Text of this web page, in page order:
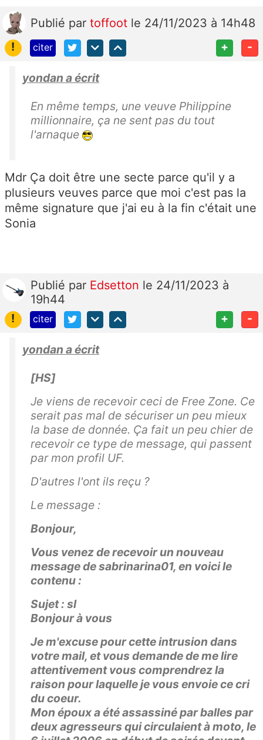
Publié par toffoot le 24/11/2023 à 14h48
!
citer + -
yondan a écrit
En même temps, une veuve Philippine
millionnaire, ça ne sent pas du tout
l'arnaque
Mdr Ça doit être une secte parce qu'il y a
plusieurs veuves parce que moi c'est pas la
même signature que j'ai eu à la fin c'était une
Sonia
Publié par Edsetton le 24/11/2023 à
19h44
!
citer + -
yondan a écrit
[HS]
Je viens de recevoir ceci de Free Zone. Ce
serait pas mal de sécuriser un peu mieux
la base de donnée. Ça fait un peu chier de
recevoir ce type de message, qui passent
par mon profil UF.
D'autres l'ont ils reçu ?
Le message :
Bonjour,
Vous venez de recevoir un nouveau
message de sabrinarina01, en voici le
contenu :
Sujet : sl
Bonjour à vous
Je m'excuse pour cette intrusion dans
votre mail, et vous demande de me lire
attentivement vous comprendrez la
raison pour laquelle je vous envoie ce cri
du coeur.
Mon époux a été assassiné par balles par
deux agresseurs qui circulaient à moto, le